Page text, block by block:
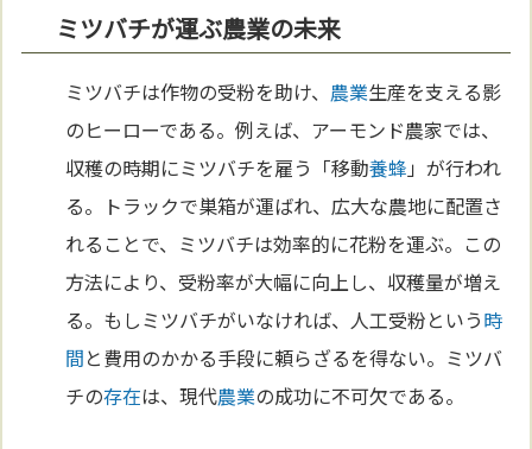
ミツバチが運ぶ農業の未来
ミツバチは作物の受粉を助け、 農業生産を支える影
のヒーローである。例えば、アーモンド農家では、
収穫の時期にミツバチを雇う「移動養蜂 」が行われ
る。トラックで巣箱が運ばれ、広大な農地に配置さ
れることで、ミツバチは効率的に花粉を運ぶ。この
方法により、受粉率が大幅に向上し、収穫量が増え
る。もしミツバチがいなければ、人工受粉という時
間と費用のかかる手段に頼らざるを得ない。ミツバ
チの存在は、現代農業の成功に不可欠である。